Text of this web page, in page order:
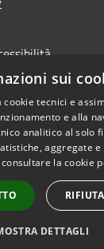
Copyright
San
sui
cookie tecnici e
e alla
analitico al solo
aggregate e
la cookie
DETTAGLI